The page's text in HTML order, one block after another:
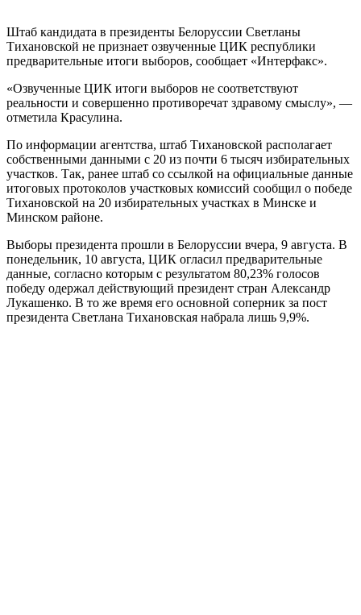
Штаб кандидата в президенты Белоруссии Светланы
Тихановской не признает озвученные ЦИК республики
предварительные итоги выборов, сообщает «Интерфакс».
«Озвученные ЦИК итоги выборов не соответствуют
реальности и совершенно противоречат здравому смыслу», —
отметила Красулина.
По информации агентства, штаб Тихановской располагает
собственными данными с 20 из почти 6 тысяч избирательных
участков. Так, ранее штаб со ссылкой на официальные данные
итоговых протоколов участковых комиссий сообщил о победе
Тихановской на 20 избирательных участках в Минске и
Минском районе.
Выборы президента прошли в Белоруссии вчера, 9 августа. В
понедельник, 10 августа, ЦИК огласил предварительные
данные, согласно которым с результатом 80,23% голосов
победу одержал действующий президент стран Александр
Лукашенко. В то же время его основной соперник за пост
президента Светлана Тихановская набрала лишь 9,9%.